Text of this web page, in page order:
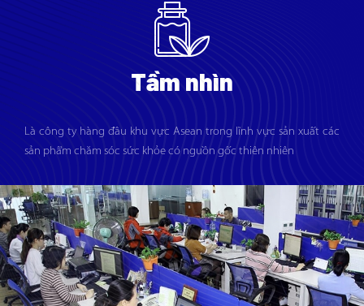
Tầm nhìn
Là công ty hàng đầu khu vực Asean trong lĩnh vực sản xuất các
sản phẩm chăm sóc sức khỏe có nguồn gốc thiên nhiên